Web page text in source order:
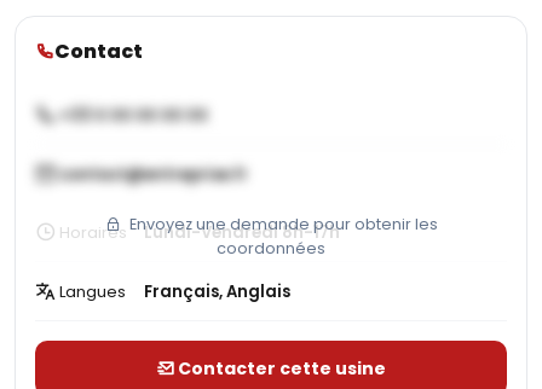
Contact
+33 X XX XX XX XX
contact@entreprise.fr
Envoyez une demande pour obtenir les
coordonnées
Horaires Lundi-Vendredi 8h-17h
Langues Français, Anglais
Contacter cette usine